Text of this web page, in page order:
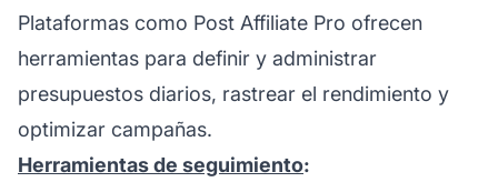
Plataformas como Post Affiliate Pro ofrecen
herramientas para definir y administrar
presupuestos diarios, rastrear el rendimiento y
optimizar campañas.
Herramientas de seguimiento: